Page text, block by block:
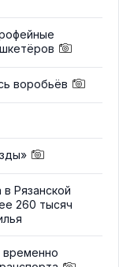
воробьёв
Рязанской
260 тысяч
временно